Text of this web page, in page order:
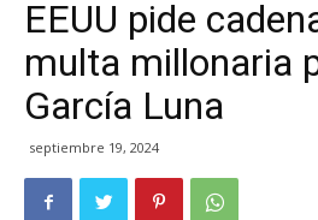
EEUU pide
multa millonaria
García Luna
septiembre 19, 2024